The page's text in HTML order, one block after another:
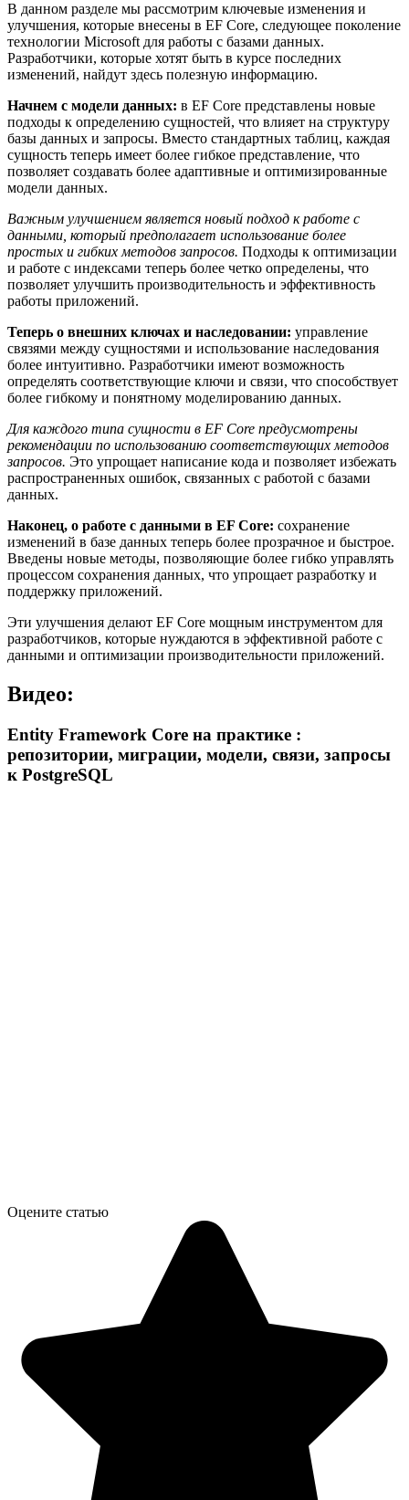
В данном разделе мы рассмотрим ключевые изменения и
улучшения, которые внесены в EF Core, следующее поколение
технологии Microsoft для работы с базами данных.
Разработчики, которые хотят быть в курсе последних
изменений, найдут здесь полезную информацию.
Начнем с модели данных: в EF Core представлены новые
подходы к определению сущностей, что влияет на структуру
базы данных и запросы. Вместо стандартных таблиц, каждая
сущность теперь имеет более гибкое представление, что
позволяет создавать более адаптивные и оптимизированные
модели данных.
Важным улучшением является новый подход к работе с
данными, который предполагает использование более
простых и гибких методов запросов. Подходы к оптимизации
и работе с индексами теперь более четко определены, что
позволяет улучшить производительность и эффективность
работы приложений.
Теперь о внешних ключах и наследовании: управление
связями между сущностями и использование наследования
более интуитивно. Разработчики имеют возможность
определять соответствующие ключи и связи, что способствует
более гибкому и понятному моделированию данных.
Для каждого типа сущности в EF Core предусмотрены
рекомендации по использованию соответствующих методов
запросов. Это упрощает написание кода и позволяет избежать
распространенных ошибок, связанных с работой с базами
данных.
Наконец, о работе с данными в EF Core: сохранение
изменений в базе данных теперь более прозрачное и быстрое.
Введены новые методы, позволяющие более гибко управлять
процессом сохранения данных, что упрощает разработку и
поддержку приложений.
Эти улучшения делают EF Core мощным инструментом для
разработчиков, которые нуждаются в эффективной работе с
данными и оптимизации производительности приложений.
Видео:
Entity Framework Core на практике :
репозитории, миграции, модели, связи, запросы
к PostgreSQL
Оцените статью